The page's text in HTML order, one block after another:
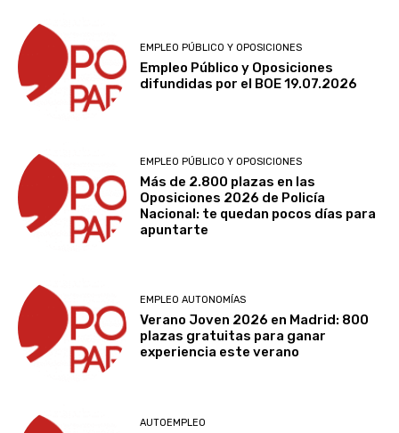
EMPLEO PÚBLICO Y OPOSICIONES
Empleo Público y Oposiciones
difundidas por el BOE 19.07.2026
EMPLEO PÚBLICO Y OPOSICIONES
Más de 2.800 plazas en las
Oposiciones 2026 de Policía
Nacional: te quedan pocos días para
apuntarte
EMPLEO AUTONOMÍAS
Verano Joven 2026 en Madrid: 800
plazas gratuitas para ganar
experiencia este verano
AUTOEMPLEO